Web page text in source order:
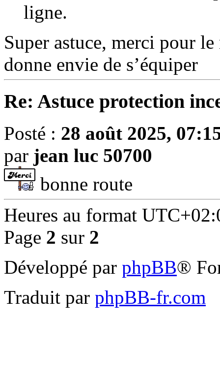
ligne.
Super astuce, merci pour
donne envie de s’équiper
Re: Astuce protection
Posté : 28 août 2025,
par jean luc 50700
bonne route
Heures au format
Page 2 sur 2
Développé par phpBB®
Traduit par phpBB-fr.com